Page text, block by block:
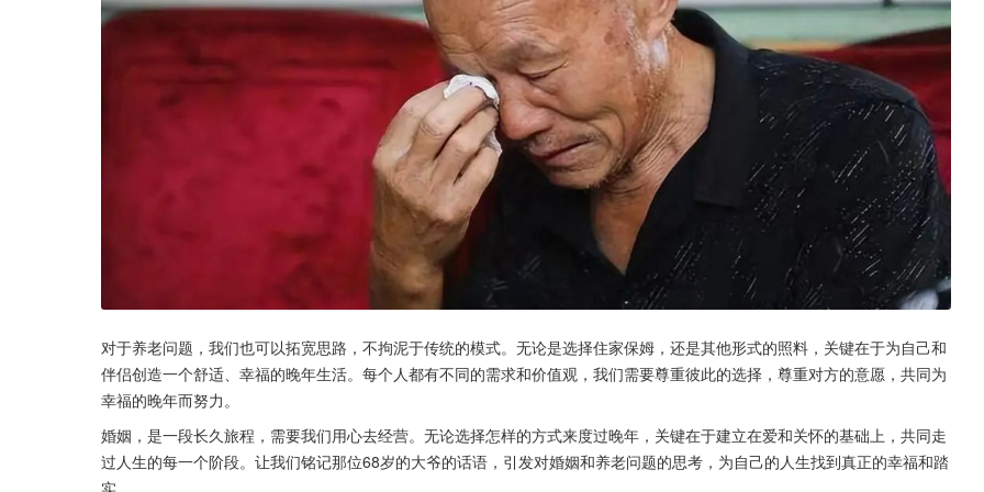
对于养老问题，我们也可以拓宽思路，不拘泥于传统的模式。无论是选择住家保姆，还是其他形式的照料，关键在于为自己和
伴侣创造一个舒适、幸福的晚年生活。每个人都有不同的需求和价值观，我们需要尊重彼此的选择，尊重对方的意愿，共同为
幸福的晚年而努力。
婚姻，是一段长久旅程，需要我们用心去经营。无论选择怎样的方式来度过晚年，关键在于建立在爱和关怀的基础上，共同走
过人生的每一个阶段。让我们铭记那位68岁的大爷的话语，引发对婚姻和养老问题的思考，为自己的人生找到真正的幸福和踏
实。